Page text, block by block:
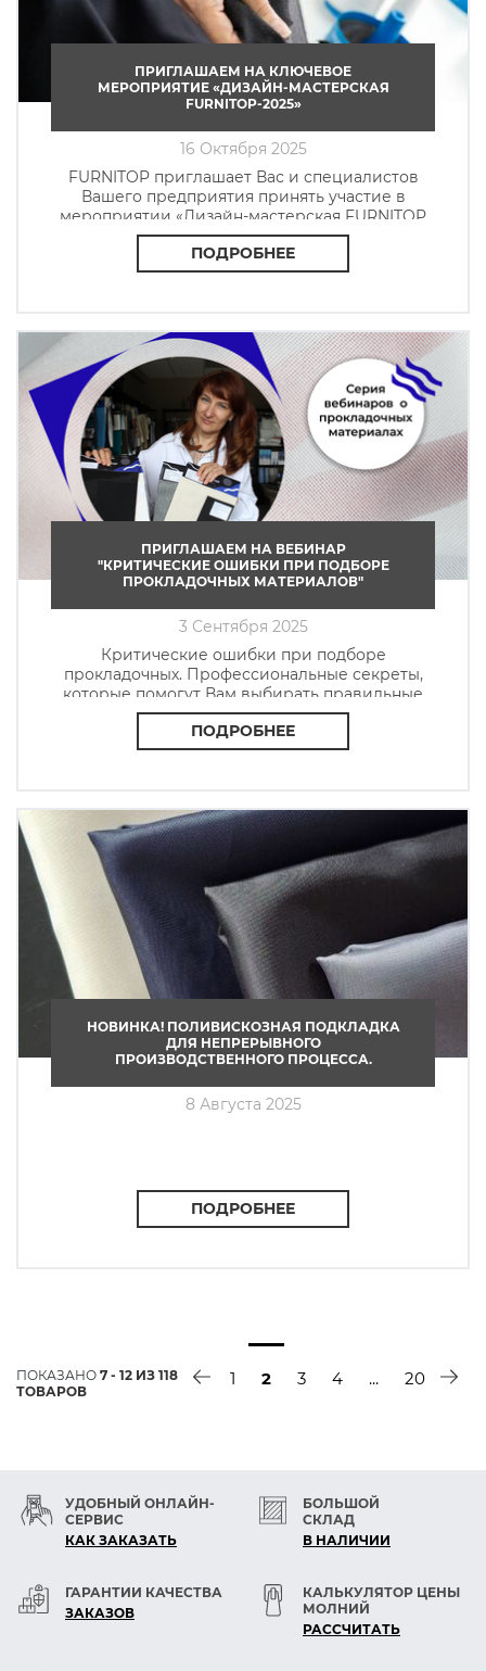
ПРИГЛАШАЕМ НА КЛЮЧЕВОЕ
МЕРОПРИЯТИЕ «ДИЗАЙН-МАСТЕРСКАЯ
FURNITOP-2025»
16 Октября 2025
FURNITOP приглашает Вас и специалистов
Вашего предприятия принять участие в
мероприятии «Дизайн-мастерская FURNITOP
2025»
ПОДРОБНЕЕ
ПРИГЛАШАЕМ НА ВЕБИНАР
"КРИТИЧЕСКИЕ ОШИБКИ ПРИ ПОДБОРЕ
ПРОКЛАДОЧНЫХ МАТЕРИАЛОВ"
3 Сентября 2025
Критические ошибки при подборе
прокладочных. Профессиональные секреты,
которые помогут Вам выбирать правильные
материалы и обращать внимание на
действительно важные нюансы.
ПОДРОБНЕЕ
НОВИНКА! ПОЛИВИСКОЗНАЯ ПОДКЛАДКА
ДЛЯ НЕПРЕРЫВНОГО
ПРОИЗВОДСТВЕННОГО ПРОЦЕССА.
8 Августа 2025
ПОДРОБНЕЕ
ПОКАЗАНО 7 - 12 ИЗ 118
ТОВАРОВ
1 2 3 4 ... 20
УДОБНЫЙ ОНЛАЙН-
СЕРВИС
КАК ЗАКАЗАТЬ
БОЛЬШОЙ
СКЛАД
В НАЛИЧИИ
ГАРАНТИИ КАЧЕСТВА
ЗАКАЗОВ
КАЛЬКУЛЯТОР ЦЕНЫ
МОЛНИЙ
РАСCЧИТАТЬ